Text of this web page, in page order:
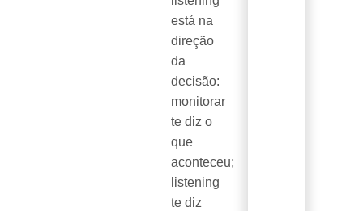
está na
direção
da
decisão:
monitorar
te diz o
que
aconteceu;
listening
te diz